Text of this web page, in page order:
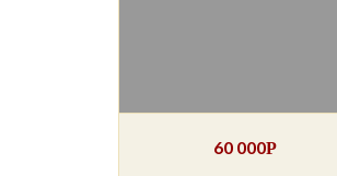
60 000Р